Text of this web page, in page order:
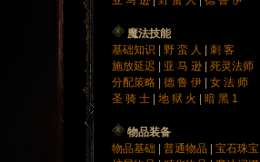
魔法技能
基础知识
野 蛮 人
刺 客
施放延迟
亚 马 逊
死灵法师
分配策略
德 鲁 伊
女 法 师
圣 骑 士
地 狱 火 暗 黑 1
物品装备
物品基础
普通物品 宝石珠宝